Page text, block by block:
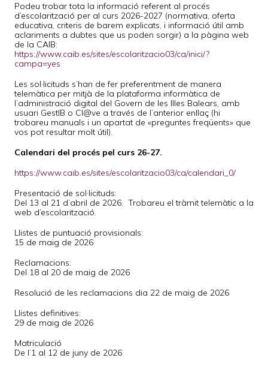
Podeu trobar tota la informació referent al procés
d’escolarització per al curs 2026-2027 (normativa, oferta
educativa, criteris de barem explicats, i informació útil amb
aclariments a dubtes que us poden sorgir) a la pàgina web
de la CAIB:
https://www.caib.es/sites/escolaritzacio03/ca/inici/?
campa=yes
Les sol·licituds s’han de fer preferentment de manera
telemàtica per mitjà de la plataforma informàtica de
l’administració digital del Govern de les Illes Balears, amb
usuari GestIB o Cl@ve a través de l’anterior enllaç (hi
trobareu manuals i un apartat de «preguntes freqüents» que
vos pot resultar molt útil).
Calendari del procés pel curs 26-27.
https://www.caib.es/sites/escolaritzacio03/ca/calendari_0/
Presentació de sol·licituds:
Del 13 al 21 d’abril de 2026. Trobareu el tràmit telemàtic a la
web d’escolarització.
Llistes de puntuació provisionals:
15 de maig de 2026
Reclamacions:
Del 18 al 20 de maig de 2026
Resolució de les reclamacions dia 22 de maig de 2026
Llistes definitives:
29 de maig de 2026
Matriculació
De l’1 al 12 de juny de 2026